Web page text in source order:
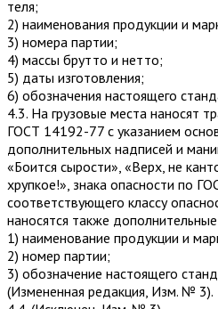
теля;
2) наименования продукции и
3) номера партии;
4) массы брутто и нетто;
5) даты изготовления;
6) обозначения настоящего
4.3. На грузовые места наносят
ГОСТ 14192-77 с указанием
дополнительных надписей и
«Боится сырости», «Верх, не
хрупкое!», знака опасности по
соответствующего классу
наносятся также
1) наименование продукции и
2) номер партии;
3) обозначение настоящего
(Измененная редакция, Изм. № 3).